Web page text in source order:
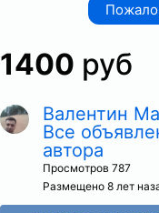
1400 руб
Валентин
Все
автора
Просмотров 787
Размещено 8 лет